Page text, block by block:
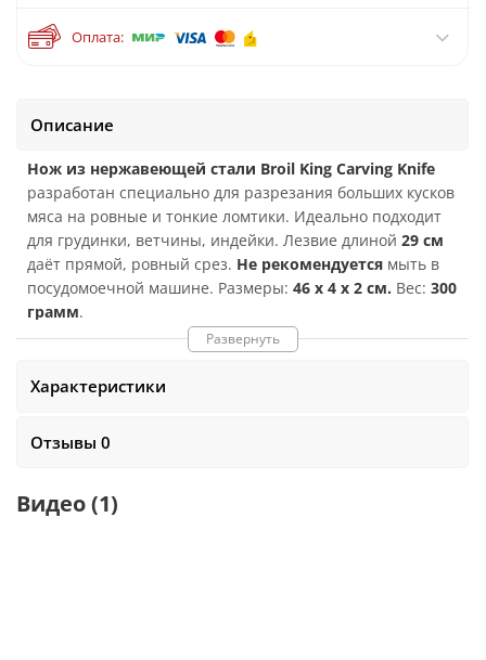
Оплата:
Описание
Нож из нержавеющей стали Broil King Carving Knife
разработан специально для разрезания больших кусков
мяса на ровные и тонкие ломтики. Идеально подходит
для грудинки, ветчины, индейки. Лезвие длиной 29 см
даёт прямой, ровный срез. Не рекомендуется мыть в
посудомоечной машине. Размеры: 46 x 4 x 2 см. Вес: 300
грамм.
Развернуть
Характеристики
Отзывы 0
Видео(1)